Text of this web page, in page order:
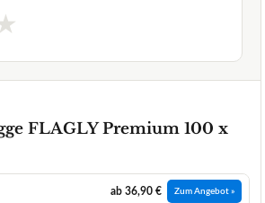
FLAGLY Premium 100 x
ab 36,90 € Zum Angebot »